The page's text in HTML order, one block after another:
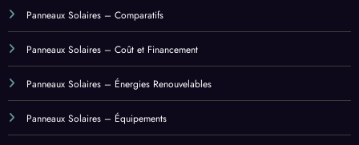
Panneaux Solaires – Comparatifs
Panneaux Solaires – Coût et Financement
Panneaux Solaires – Énergies Renouvelables
Panneaux Solaires – Équipements